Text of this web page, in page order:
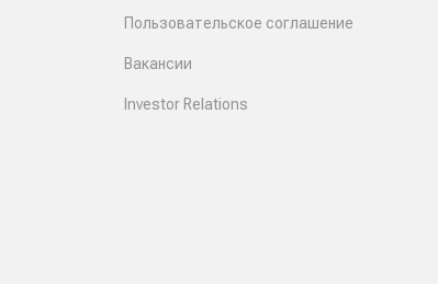
Пользовательское соглашение
Вакансии
Investor Relations